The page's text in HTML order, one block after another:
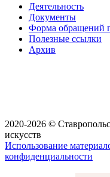
Деятельность
Документы
Форма обращений
Полезные ссылки
Архив
2020-2026 ©
искусств
Использование
конфиденциальности